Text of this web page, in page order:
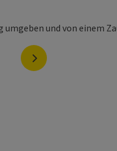
nächstes Element